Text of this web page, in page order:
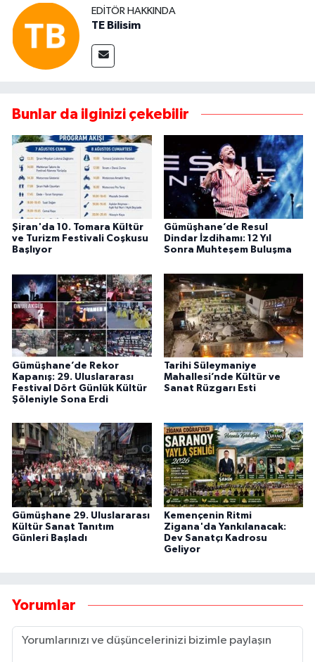
EDITÖR HAKKINDA
TE Bilisim
Bunlar da ilginizi çekebilir
Şiran'da 10. Tomara Kültür
ve Turizm Festivali Coşkusu
Başlıyor
Gümüşhane’de Resul
Dindar İzdihamı: 12 Yıl
Sonra Muhteşem Buluşma
Gümüşhane’de Rekor
Kapanış: 29. Uluslararası
Festival Dört Günlük Kültür
Şöleniyle Sona Erdi
Tarihi Süleymaniye
Mahallesi’nde Kültür ve
Sanat Rüzgarı Esti
Gümüşhane 29. Uluslararası
Kültür Sanat Tanıtım
Günleri Başladı
Kemençenin Ritmi
Zigana'da Yankılanacak:
Dev Sanatçı Kadrosu
Geliyor
Yorumlar